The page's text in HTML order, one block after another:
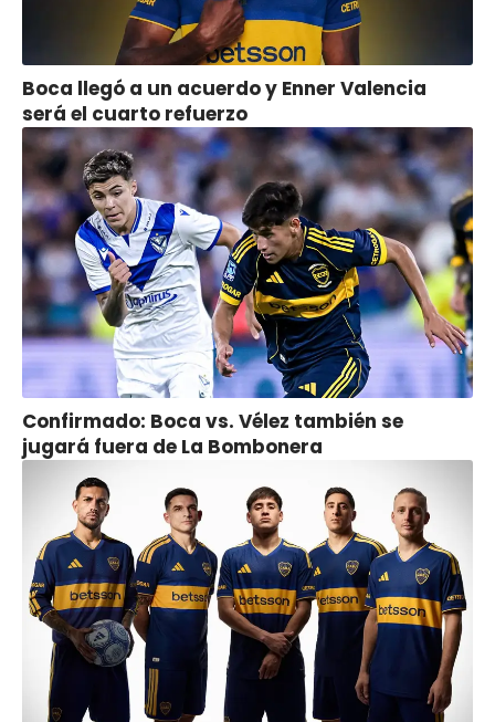
Boca llegó a un acuerdo y Enner Valencia
será el cuarto refuerzo
Confirmado: Boca vs. Vélez también se
jugará fuera de La Bombonera